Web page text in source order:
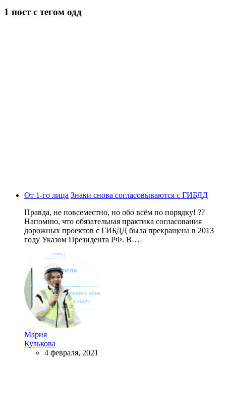
1 постс тегом одд
От 1-го лица Знаки снова согласовываются с ГИБДД
Правда, не повсеместно, но обо всём по порядку! ??
Напомню, что обязательная практика согласования
дорожных проектов с ГИБДД была прекращена в 2013
году Указом Президента РФ. В…
Мария
Кулькова
4 февраля, 2021